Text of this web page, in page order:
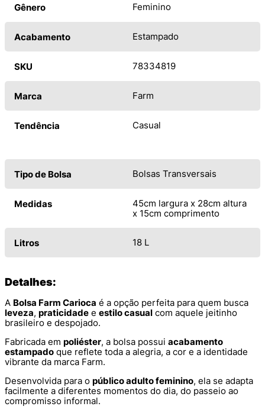
Gênero Feminino
Acabamento Estampado
SKU 78334819
Marca Farm
Tendência Casual
Tipo de Bolsa Bolsas Transversais
Medidas
45cm largura x 28cm altura
x 15cm comprimento
Litros 18 L
Detalhes:
A Bolsa Farm Carioca é a opção perfeita para quem busca
leveza, praticidade e estilo casual com aquele jeitinho
brasileiro e despojado.
Fabricada em poliéster, a bolsa possui acabamento
estampado que reflete toda a alegria, a cor e a identidade
vibrante da marca Farm.
Desenvolvida para o público adulto feminino, ela se adapta
facilmente a diferentes momentos do dia, do passeio ao
compromisso informal.